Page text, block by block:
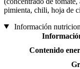
pimienta, chili, hoja de
Información
Contenido